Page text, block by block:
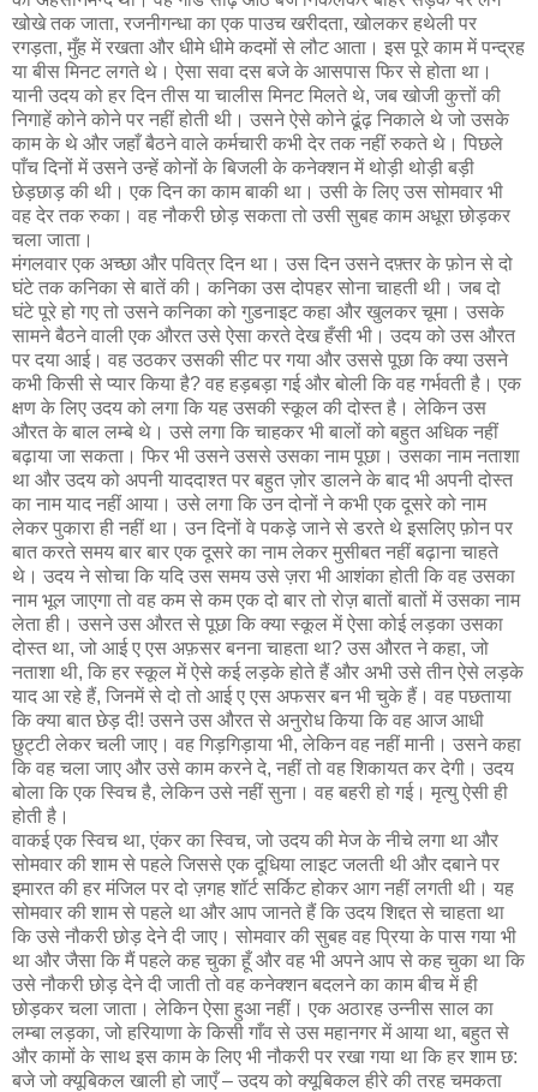
खोखे तक जाता, रजनीगन्धा का एक पाउच खरीदता, खोलकर हथेली पर
रगड़ता, मुँह में रखता और धीमे धीमे कदमों से लौट आता। इस पूरे काम में पन्द्रह
या बीस मिनट लगते थे। ऐसा सवा दस बजे के आसपास फिर से होता था।
यानी उदय को हर दिन तीस या चालीस मिनट मिलते थे, जब खोजी कुत्तों की
निगाहें कोने कोने पर नहीं होती थी। उसने ऐसे कोने ढूंढ़ निकाले थे जो उसके
काम के थे और जहाँ बैठने वाले कर्मचारी कभी देर तक नहीं रुकते थे। पिछले
पाँच दिनों में उसने उन्हें कोनों के बिजली के कनेक्शन में थोड़ी थोड़ी बड़ी
छेड़छाड़ की थी। एक दिन का काम बाकी था। उसी के लिए उस सोमवार भी
वह देर तक रुका। वह नौकरी छोड़ सकता तो उसी सुबह काम अधूरा छोड़कर
चला जाता।
मंगलवार एक अच्छा और पवित्र दिन था। उस दिन उसने दफ़्तर के फ़ोन से दो
घंटे तक कनिका से बातें की। कनिका उस दोपहर सोना चाहती थी। जब दो
घंटे पूरे हो गए तो उसने कनिका को गुडनाइट कहा और खुलकर चूमा। उसके
सामने बैठने वाली एक औरत उसे ऐसा करते देख हँसी भी। उदय को उस औरत
पर दया आई। वह उठकर उसकी सीट पर गया और उससे पूछा कि क्या उसने
कभी किसी से प्यार किया है? वह हड़बड़ा गई और बोली कि वह गर्भवती है। एक
क्षण के लिए उदय को लगा कि यह उसकी स्कूल की दोस्त है। लेकिन उस
औरत के बाल लम्बे थे। उसे लगा कि चाहकर भी बालों को बहुत अधिक नहीं
बढ़ाया जा सकता। फिर भी उसने उससे उसका नाम पूछा। उसका नाम नताशा
था और उदय को अपनी याददाश्त पर बहुत ज़ोर डालने के बाद भी अपनी दोस्त
का नाम याद नहीं आया। उसे लगा कि उन दोनों ने कभी एक दूसरे को नाम
लेकर पुकारा ही नहीं था। उन दिनों वे पकड़े जाने से डरते थे इसलिए फ़ोन पर
बात करते समय बार बार एक दूसरे का नाम लेकर मुसीबत नहीं बढ़ाना चाहते
थे। उदय ने सोचा कि यदि उस समय उसे ज़रा भी आशंका होती कि वह उसका
नाम भूल जाएगा तो वह कम से कम एक दो बार तो रोज़ बातों बातों में उसका नाम
लेता ही। उसने उस औरत से पूछा कि क्या स्कूल में ऐसा कोई लड़का उसका
दोस्त था, जो आई ए एस अफ़सर बनना चाहता था? उस औरत ने कहा, जो
नताशा थी, कि हर स्कूल में ऐसे कई लड़के होते हैं और अभी उसे तीन ऐसे लड़के
याद आ रहे हैं, जिनमें से दो तो आई ए एस अफसर बन भी चुके हैं। वह पछताया
कि क्या बात छेड़ दी! उसने उस औरत से अनुरोध किया कि वह आज आधी
छुट्टी लेकर चली जाए। वह गिड़गिड़ाया भी, लेकिन वह नहीं मानी। उसने कहा
कि वह चला जाए और उसे काम करने दे, नहीं तो वह शिकायत कर देगी। उदय
बोला कि एक स्विच है, लेकिन उसे नहीं सुना। वह बहरी हो गई। मृत्यु ऐसी ही
होती है।
वाकई एक स्विच था, एंकर का स्विच, जो उदय की मेज के नीचे लगा था और
सोमवार की शाम से पहले जिससे एक दूधिया लाइट जलती थी और दबाने पर
इमारत की हर मंजिल पर दो ज़गह शॉर्ट सर्किट होकर आग नहीं लगती थी। यह
सोमवार की शाम से पहले था और आप जानते हैं कि उदय शिद्दत से चाहता था
कि उसे नौकरी छोड़ देने दी जाए। सोमवार की सुबह वह प्रिया के पास गया भी
था और जैसा कि मैं पहले कह चुका हूँ और वह भी अपने आप से कह चुका था कि
उसे नौकरी छोड़ देने दी जाती तो वह कनेक्शन बदलने का काम बीच में ही
छोड़कर चला जाता। लेकिन ऐसा हुआ नहीं। एक अठारह उन्नीस साल का
लम्बा लड़का, जो हरियाणा के किसी गाँव से उस महानगर में आया था, बहुत से
और कामों के साथ इस काम के लिए भी नौकरी पर रखा गया था कि हर शाम छ:
बजे जो क्यूबिकल खाली हो जाएँ – उदय को क्यूबिकल हीरे की तरह चमकता